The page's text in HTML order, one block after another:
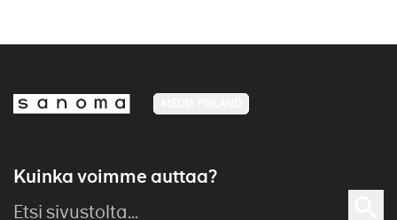
Kuinka voimme auttaa?